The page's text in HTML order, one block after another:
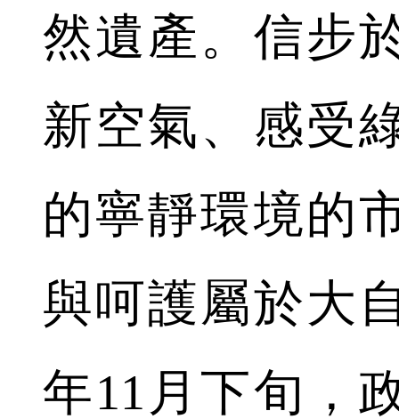
然遺產。信步
新空氣、感受
的寧靜環境的
與呵護屬於大
年11月下旬，